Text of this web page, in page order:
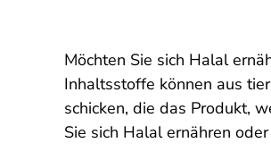
Möchten Sie sich Halal
Inhaltsstoffe können aus
schicken, die das Produkt,
Sie sich Halal ernähren